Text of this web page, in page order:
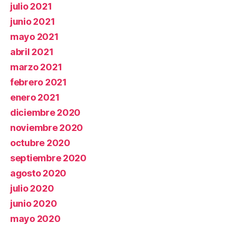
julio 2021
junio 2021
mayo 2021
abril 2021
marzo 2021
febrero 2021
enero 2021
diciembre 2020
noviembre 2020
octubre 2020
septiembre 2020
agosto 2020
julio 2020
junio 2020
mayo 2020